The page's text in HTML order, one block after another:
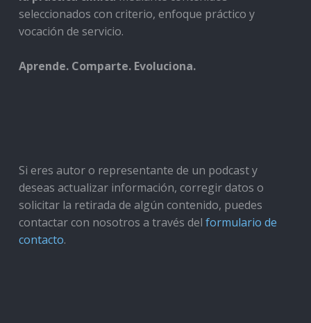
seleccionados con criterio, enfoque práctico y
vocación de servicio.
Aprende. Comparte. Evoluciona.
Si eres autor o representante de un podcast y
deseas actualizar información, corregir datos o
solicitar la retirada de algún contenido, puedes
contactar con nosotros a través del formulario de
contacto.